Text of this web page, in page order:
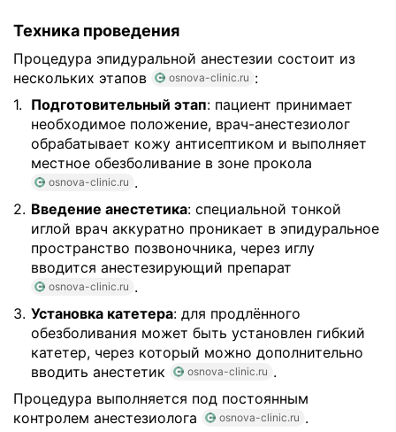
Техника проведения
Процедура эпидуральной анестезии состоит из
нескольких этапов
osnova-clinic.ru :
Подготовительный этап: пациент принимает
необходимое положение, врач-анестезиолог
обрабатывает кожу антисептиком и выполняет
местное обезболивание в зоне прокола
osnova-clinic.ru .
Введение анестетика: специальной тонкой
иглой врач аккуратно проникает в эпидуральное
пространство позвоночника, через иглу
вводится анестезирующий препарат
osnova-clinic.ru .
Установка катетера: для продлённого
обезболивания может быть установлен гибкий
катетер, через который можно дополнительно
вводить анестетик
osnova-clinic.ru .
Процедура выполняется под постоянным
контролем анестезиолога
osnova-clinic.ru .